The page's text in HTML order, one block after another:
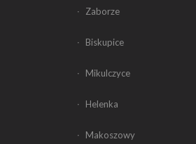
Zaborze
Biskupice
Mikulczyce
Helenka
Makoszowy